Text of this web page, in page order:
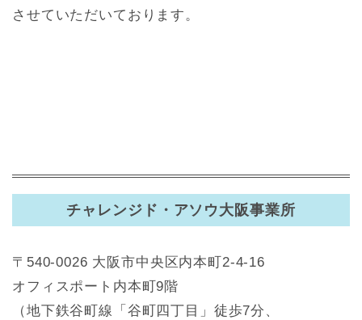
させていただいております。
チャレンジド・アソウ大阪事業所
〒540-0026 大阪市中央区内本町2-4-16
オフィスポート内本町9階
（地下鉄谷町線「谷町四丁目」徒歩7分、